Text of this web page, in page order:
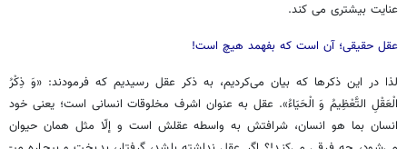
عنایت بیشتری می­ کند.
عقل حقیقی؛ آن است که بفهمد هیچ است!
لذا در این ذکرها که بیان می‌کردیم، به ذکر عقل رسیدیم که فرمودند: «وَ ذِكْرُ
الْعَقْلِ التَّعْظِيمُ وَ الْحَيَاءُ». عقل به عنوان اشرف مخلوقات انسانی است؛ یعنی خود
انسان بما هو انسان، شرافتش به واسطه عقلش است و إلّا مثل همان حیوان